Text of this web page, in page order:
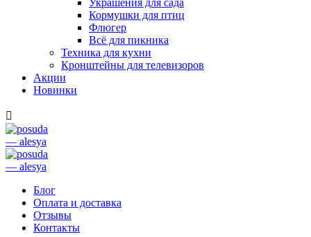
Украшения для сада
Кормушки для птиц
Флюгер
Всё для пикника
Техника для кухни
Кронштейны для телевизоров
Акции
Новинки
Блог
Оплата и доставка
Отзывы
Контакты